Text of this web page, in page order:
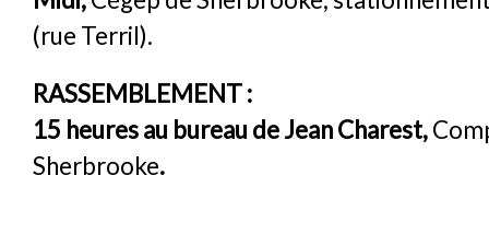
(rue Terril).
RASSEMBLEMENT :
15 heures au bureau de Jean Charest,
Sherbrooke.